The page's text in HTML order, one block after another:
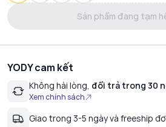
Sản phẩm đang tạm
YODY cam kết
Không hài lòng, đổi trả trong 30
Xem chính sách
Giao trong 3-5 ngày và freeship